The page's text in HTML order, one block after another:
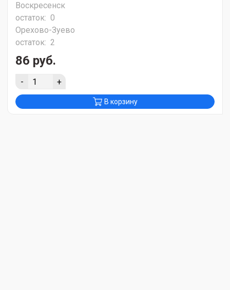
Воскресенск
остаток: 0
Орехово-Зуево
остаток: 2
86 руб.
- +
В корзину